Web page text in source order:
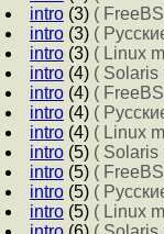
intro (3) (
intro (3) (
intro (3) ( Linux
intro (4) (
intro (4) (
intro (4) (
intro (4) ( Linux
intro (5) (
intro (5) (
intro (5) (
intro (5) ( Linux